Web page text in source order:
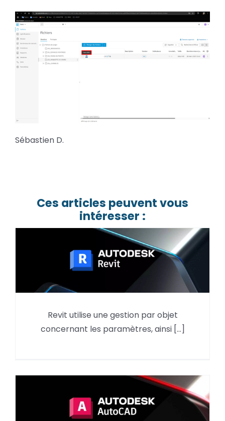
Sébastien D.
Ces articles peuvent vous
intéresser :
Mettre en place des
paramètres sur des ensembles
Revit utilise une gestion par objet
concernant les paramètres, ainsi [...]